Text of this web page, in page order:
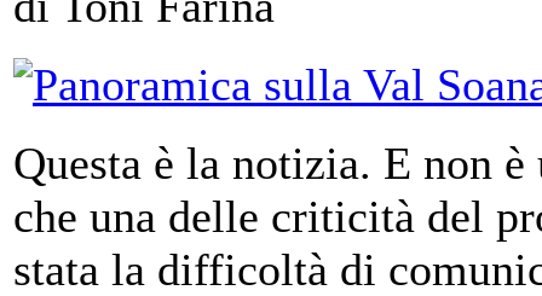
Questa è la notizia. E non
che una delle criticità del
stata la difficoltà di